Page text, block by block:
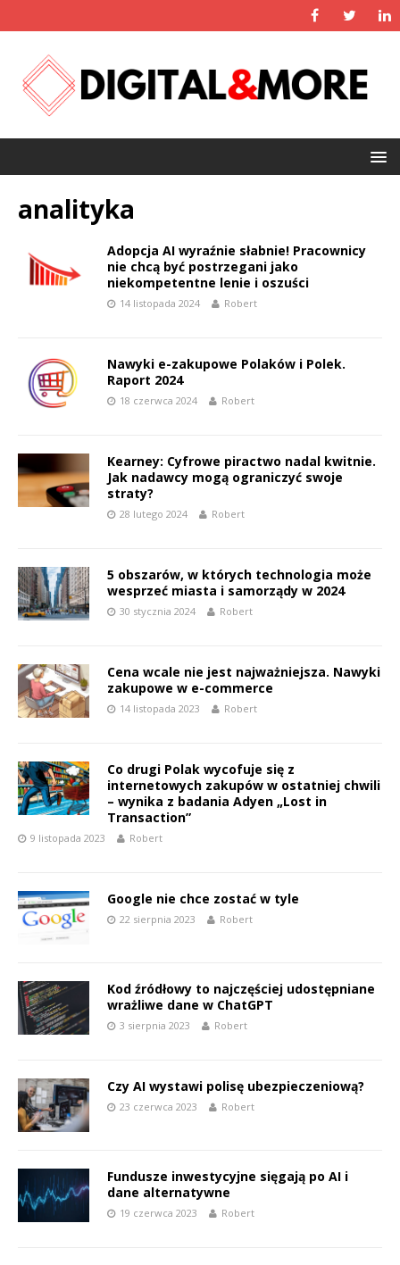
analityka
Adopcja AI wyraźnie słabnie! Pracownicy
nie chcą być postrzegani jako
niekompetentne lenie i oszuści
14 listopada 2024 Robert
Nawyki e-zakupowe Polaków i Polek.
Raport 2024
18 czerwca 2024 Robert
Kearney: Cyfrowe piractwo nadal kwitnie.
Jak nadawcy mogą ograniczyć swoje
straty?
28 lutego 2024 Robert
5 obszarów, w których technologia może
wesprzeć miasta i samorządy w 2024
30 stycznia 2024 Robert
Cena wcale nie jest najważniejsza. Nawyki
zakupowe w e-commerce
14 listopada 2023 Robert
Co drugi Polak wycofuje się z
internetowych zakupów w ostatniej chwili
– wynika z badania Adyen „Lost in
Transaction”
9 listopada 2023 Robert
Google nie chce zostać w tyle
22 sierpnia 2023 Robert
Kod źródłowy to najczęściej udostępniane
wrażliwe dane w ChatGPT
3 sierpnia 2023 Robert
Czy AI wystawi polisę ubezpieczeniową?
23 czerwca 2023 Robert
Fundusze inwestycyjne sięgają po AI i
dane alternatywne
19 czerwca 2023 Robert